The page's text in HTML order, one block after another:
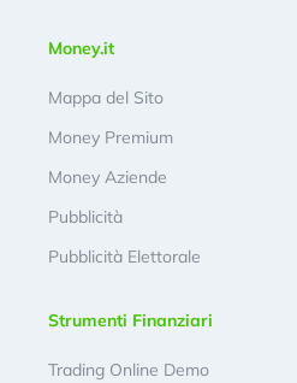
Money.it
Mappa del Sito
Money Premium
Money Aziende
Pubblicità
Pubblicità Elettorale
Strumenti Finanziari
Trading Online Demo